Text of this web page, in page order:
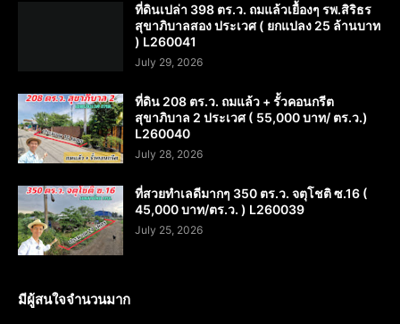
ที่ดินเปล่า 398 ตร.ว. ถมแล้วเยื้องๆ รพ.สิริธร
สุขาภิบาลสอง ประเวศ ( ยกแปลง 25 ล้านบาท
) L260041
July 29, 2026
ที่ดิน 208 ตร.ว. ถมแล้ว + รั้วคอนกรีต
สุขาภิบาล 2 ประเวศ ( 55,000 บาท/ ตร.ว.)
L260040
July 28, 2026
ที่สวยทำเลดีมากๆ 350 ตร.ว. จตุโชติ ซ.16 (
45,000 บาท/ตร.ว. ) L260039
July 25, 2026
มีผู้สนใจจำนวนมาก